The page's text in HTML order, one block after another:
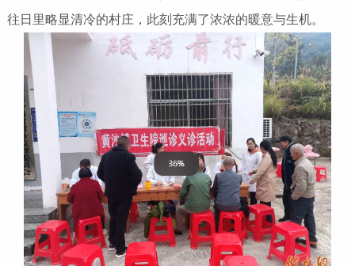
往日里略显清冷的村庄，此刻充满了浓浓的暖意与生机。